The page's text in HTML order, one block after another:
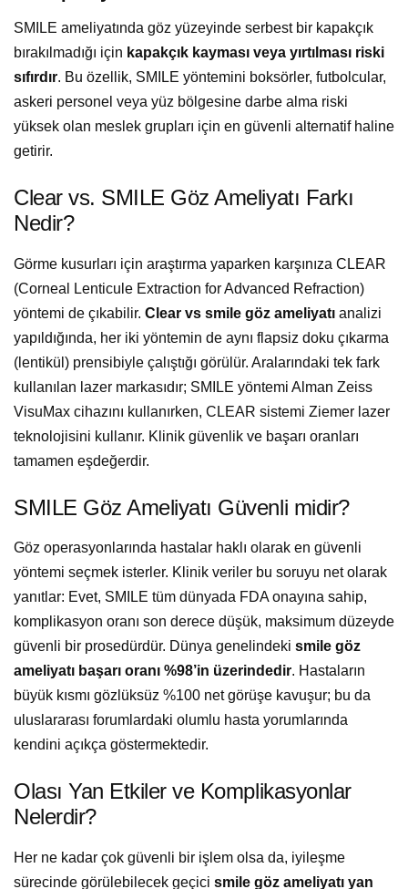
SMILE ameliyatında göz yüzeyinde serbest bir kapakçık
bırakılmadığı için kapakçık kayması veya yırtılması riski
sıfırdır. Bu özellik, SMILE yöntemini boksörler, futbolcular,
askeri personel veya yüz bölgesine darbe alma riski
yüksek olan meslek grupları için en güvenli alternatif haline
getirir.
Clear vs. SMILE Göz Ameliyatı Farkı
Nedir?
Görme kusurları için araştırma yaparken karşınıza CLEAR
(Corneal Lenticule Extraction for Advanced Refraction)
yöntemi de çıkabilir. Clear vs smile göz ameliyatı analizi
yapıldığında, her iki yöntemin de aynı flapsiz doku çıkarma
(lentikül) prensibiyle çalıştığı görülür. Aralarındaki tek fark
kullanılan lazer markasıdır; SMILE yöntemi Alman Zeiss
VisuMax cihazını kullanırken, CLEAR sistemi Ziemer lazer
teknolojisini kullanır. Klinik güvenlik ve başarı oranları
tamamen eşdeğerdir.
SMILE Göz Ameliyatı Güvenli midir?
Göz operasyonlarında hastalar haklı olarak en güvenli
yöntemi seçmek isterler. Klinik veriler bu soruyu net olarak
yanıtlar: Evet, SMILE tüm dünyada FDA onayına sahip,
komplikasyon oranı son derece düşük, maksimum düzeyde
güvenli bir prosedürdür. Dünya genelindeki smile göz
ameliyatı başarı oranı %98’in üzerindedir. Hastaların
büyük kısmı gözlüksüz %100 net görüşe kavuşur; bu da
uluslararası forumlardaki olumlu hasta yorumlarında
kendini açıkça göstermektedir.
Olası Yan Etkiler ve Komplikasyonlar
Nelerdir?
Her ne kadar çok güvenli bir işlem olsa da, iyileşme
sürecinde görülebilecek geçici smile göz ameliyatı yan